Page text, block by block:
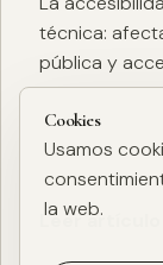
técnica:
pública y
Leer artículo
Cookies
Usamos
la web.